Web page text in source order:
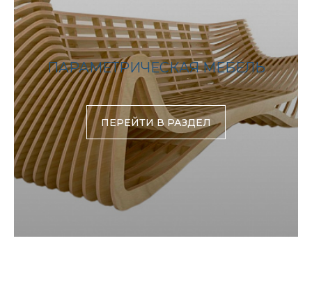
ПАРАМЕТРИЧЕСКАЯ МЕБЕЛЬ
ПЕРЕЙТИ В РАЗДЕЛ